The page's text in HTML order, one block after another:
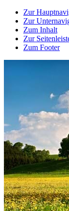
Zur
Zur
Zum Inhalt
Zur
Zum Footer